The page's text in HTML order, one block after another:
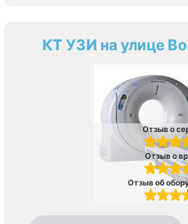
КТ УЗИ на улице
Отзыв о
Отзыв о
Отзыв об